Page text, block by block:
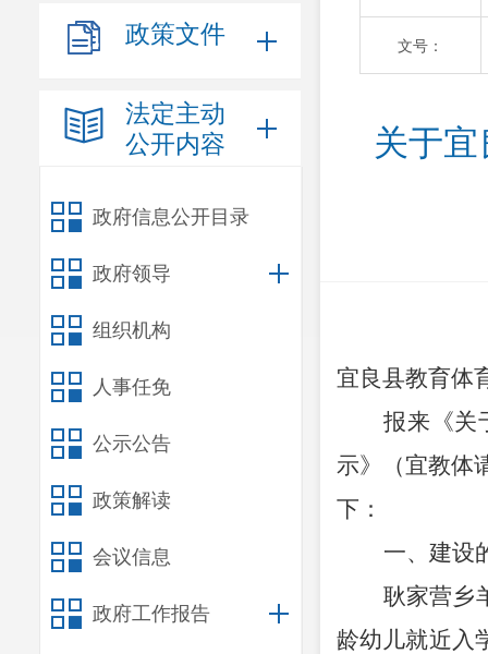
政策文件
法定主动
公开内容
政府信息公开目录
政府领导
组织机构
人事任免
公示公告
政策解读
会议信息
政府工作报告
文号：
关于
宜良县教育体
报来《关
示》（宜教体
下：
一、建设
耿家营乡
龄幼儿就近入